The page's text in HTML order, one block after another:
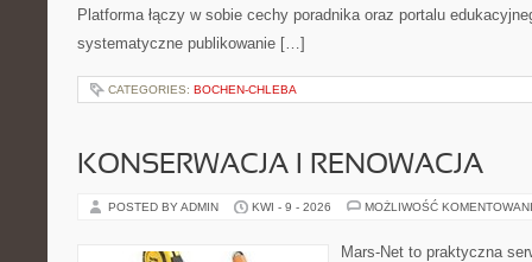
Platforma łączy w sobie cechy poradnika oraz portalu
systematyczne publikowanie […]
CATEGORIES: BOCHEN-CHLEBA
KONSERWACJA I RENOWACJA
POSTED BY ADMIN KWI - 9 - 2026 MOŻLIWOŚĆ
Mars-Net to praktyczna